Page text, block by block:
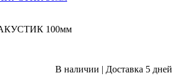
АКУСТИК 100мм
В наличии | Доставка 5 дней